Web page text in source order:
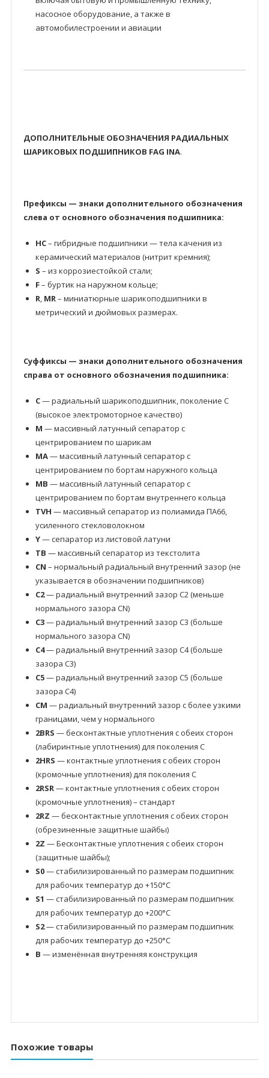
насосное оборудование, а также в
автомобилестроении и авиации
ДОПОЛНИТЕЛЬНЫЕ ОБОЗНАЧЕНИЯ РАДИАЛЬНЫХ
ШАРИКОВЫХ ПОДШИПНИКОВ FAG INA.
Префиксы — знаки дополнительного обозначения
слева от основного обозначения подшипника:
HC– гибридные подшипники — тела качения из
керамический материалов (нитрит кремния);
S – из коррозиестойкой стали;
F– буртик на наружном кольце;
R, MR– миниатюрные шарикоподшипники в
метрический и дюймовых размерах.
Суффиксы — знаки дополнительного обозначения
справа от основного обозначения подшипника:
C— радиальный шарикоподшипник, поколение C
(высокое электромоторное качество)
M — массивный латунный сепаратор с
центрированием по шарикам
MA— массивный латунный сепаратор с
центрированием по бортам наружного кольца
MB — массивный латунный сепаратор с
центрированием по бортам внутреннего кольца
TVH — массивный сепаратор из полиамида ПА66,
усиленного стекловолокном
Y— сепаратор из листовой латуни
TB — массивный сепаратор из текстолита
CN – нормальный радиальный внутренний зазор (не
указывается в обозначении подшипников)
C2— радиальный внутренний зазор C2 (меньше
нормального зазора CN)
C3— радиальный внутренний зазор C3 (больше
нормального зазора CN)
C4— радиальный внутренний зазор C4 (больше
зазора C3)
C5— радиальный внутренний зазор C5 (больше
зазора C4)
CM — радиальный внутренний зазор с более узкими
границами, чем у нормального
2BRS — бесконтактные уплотнения с обеих сторон
(лабиринтные уплотнения) для поколения C
2HRS — контактные уплотнения с обеих сторон
(кромочные уплотнения) для поколения C
2RSR— контактные уплотнения с обеих сторон
(кромочные уплотнения) – стандарт
2RZ — бесконтактные уплотнения с обеих сторон
(обрезиненные защитные шайбы)
2Z — Бесконтактные уплотнения с обеих сторон
(защитные шайбы);
S0— стабилизированный по размерам подшипник
для рабочих температур до +150°C
S1 — стабилизированный по размерам подшипник
для рабочих температур до +200°C
S2— стабилизированный по размерам подшипник
для рабочих температур до +250°C
B — изменённая внутренняя конструкция
Похожие товары